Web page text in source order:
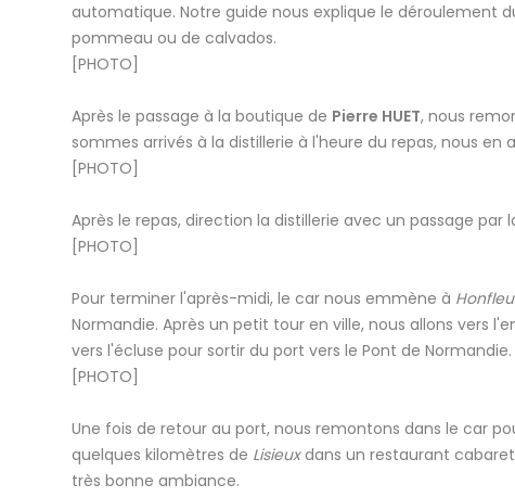
automatique. Notre guide nous explique le déroulement
pommeau ou de calvados.
[PHOTO]
Après le passage à la boutique de Pierre HUET, nous
sommes arrivés à la distillerie à l'heure du repas, nous
[PHOTO]
Après le repas, direction la distillerie avec un passage
[PHOTO]
Pour terminer l'après-midi, le car nous emmène à
Normandie. Après un petit tour en ville, nous allons vers
vers l'écluse pour sortir du port vers le Pont de Normandie.
[PHOTO]
Une fois de retour au port, nous remontons dans le car
quelques kilomètres de Lisieuxdans un restaurant cabaret
très bonne ambiance.